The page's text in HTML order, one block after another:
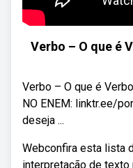
Verbo – O que é
Verbo – O que é
NO ENEM: linktr.ee/
deseja ...
Webconfira esta lista
interpretação de texto